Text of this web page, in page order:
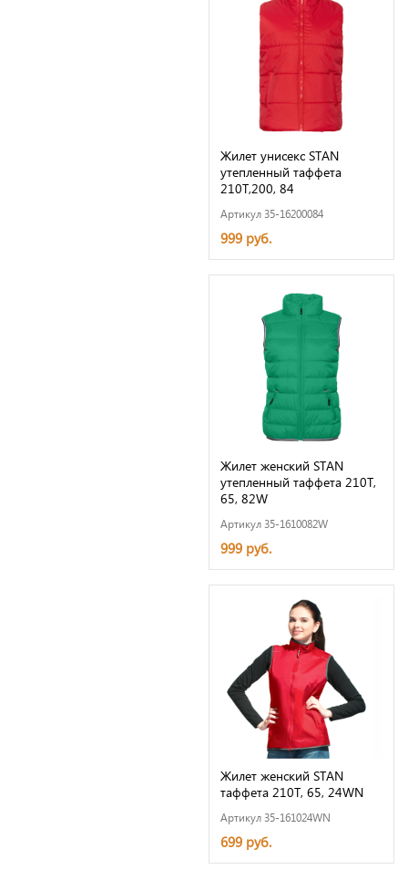
Жилет унисекс STAN
утепленный таффета
210T,200, 84
Артикул 35-16200084
999 руб.
Жилет женский STAN
утепленный таффета 210T,
65, 82W
Артикул 35-1610082W
999 руб.
Жилет женский STAN
таффета 210T, 65, 24WN
Артикул 35-161024WN
699 руб.